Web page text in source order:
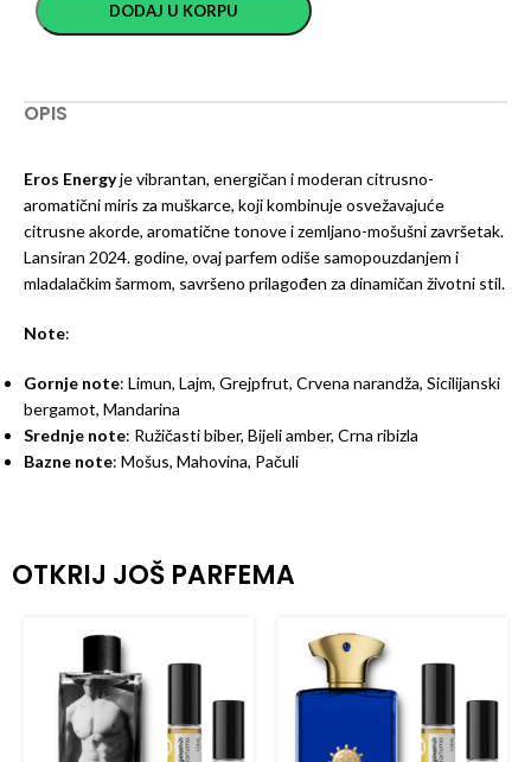
DODAJ U KORPU
OPIS
Eros Energyje vibrantan, energičan i moderan citrusno-
aromatični miris za muškarce, koji kombinuje osvežavajuće
citrusne akorde, aromatične tonove i zemljano-mošušni završetak.
Lansiran 2024. godine, ovaj parfem odiše samopouzdanjem i
mladalačkim šarmom, savršeno prilagođen za dinamičan životni stil.
Note:
Gornje note: Limun, Lajm, Grejpfrut, Crvena narandža, Sicilijanski
bergamot, Mandarina
Srednje note: Ružičasti biber, Bijeli amber, Crna ribizla
Bazne note: Mošus, Mahovina, Pačuli
OTKRIJ JOŠ PARFEMA